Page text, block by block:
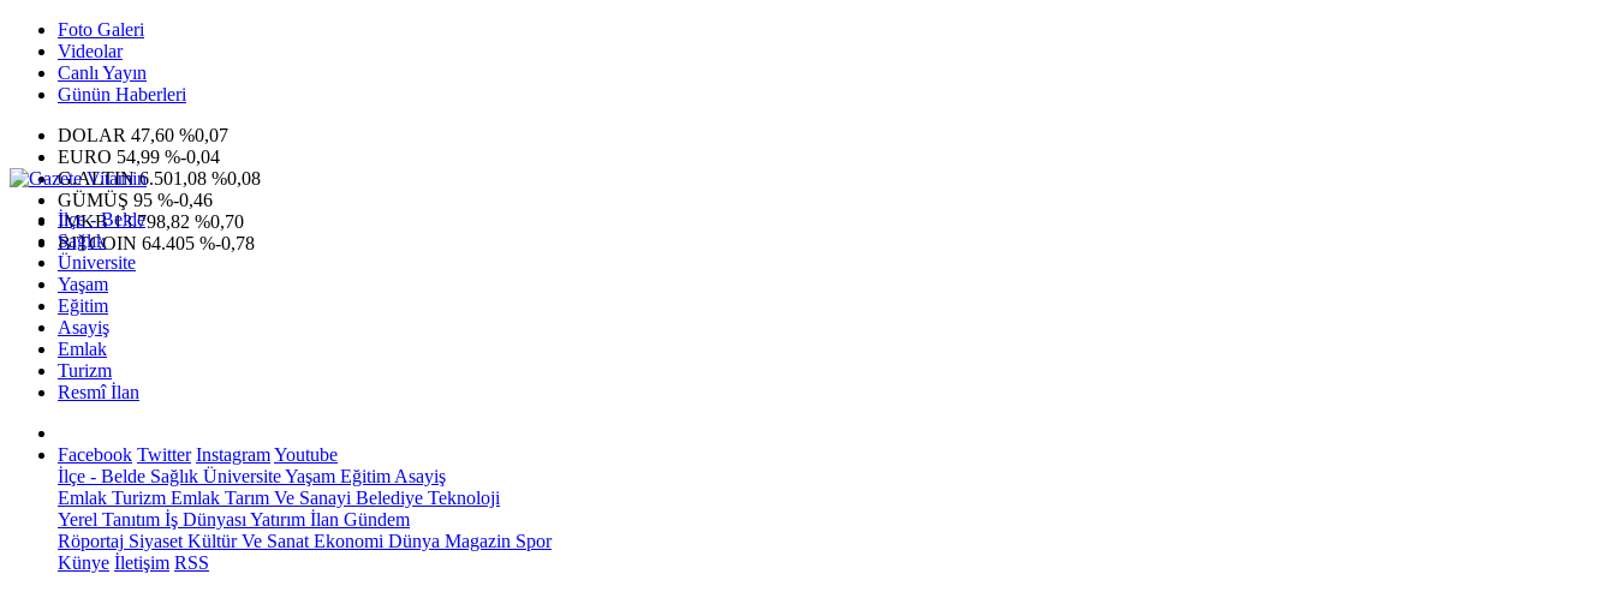
Foto Galeri
Videolar
Canlı Yayın
Günün Haberleri
DOLAR 47,60 %0,07
EURO 54,99 %-0,04
G.ALTIN6.501,08 %0,08
GÜMÜŞ 95 %-0,46
IMKB13.798,82 %0,70
BITCOIN 64.405 %-0,78
İlçe - Belde
Sağlık
Üniversite
Yaşam
Eğitim
Asayiş
Emlak
Turizm
Resmî İlan
Facebook Twitter InstagramYoutube
İlçe - Belde Sağlık ÜniversiteYaşam Eğitim Asayiş
Emlak Turizm Emlak Tarım Ve Sanayi Belediye Teknoloji
Yerel Tanıtım İş Dünyası Yatırım İlan Gündem
Röportaj Siyaset Kültür Ve Sanat Ekonomi Dünya Magazin Spor
Künye İletişim RSS